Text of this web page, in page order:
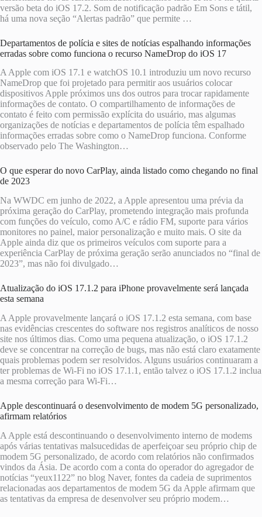
versão beta do iOS 17.2. Som de notificação padrão Em Sons e tátil,
há uma nova seção “Alertas padrão” que permite …
Departamentos de polícia e sites de notícias espalhando informações
erradas sobre como funciona o recurso NameDrop do iOS 17
A Apple com iOS 17.1 e watchOS 10.1 introduziu um novo recurso
NameDrop que foi projetado para permitir aos usuários colocar
dispositivos Apple próximos uns dos outros para trocar rapidamente
informações de contato. O compartilhamento de informações de
contato é feito com permissão explícita do usuário, mas algumas
organizações de notícias e departamentos de polícia têm espalhado
informações erradas sobre como o NameDrop funciona. Conforme
observado pelo The Washington…
O que esperar do novo CarPlay, ainda listado como chegando no final
de 2023
Na WWDC em junho de 2022, a Apple apresentou uma prévia da
próxima geração do CarPlay, prometendo integração mais profunda
com funções do veículo, como A/C e rádio FM, suporte para vários
monitores no painel, maior personalização e muito mais. O site da
Apple ainda diz que os primeiros veículos com suporte para a
experiência CarPlay de próxima geração serão anunciados no “final de
2023”, mas não foi divulgado…
Atualização do iOS 17.1.2 para iPhone provavelmente será lançada
esta semana
A Apple provavelmente lançará o iOS 17.1.2 esta semana, com base
nas evidências crescentes do software nos registros analíticos de nosso
site nos últimos dias. Como uma pequena atualização, o iOS 17.1.2
deve se concentrar na correção de bugs, mas não está claro exatamente
quais problemas podem ser resolvidos. Alguns usuários continuaram a
ter problemas de Wi-Fi no iOS 17.1.1, então talvez o iOS 17.1.2 inclua
a mesma correção para Wi-Fi…
Apple descontinuará o desenvolvimento de modem 5G personalizado,
afirmam relatórios
A Apple está descontinuando o desenvolvimento interno de modems
após várias tentativas malsucedidas de aperfeiçoar seu próprio chip de
modem 5G personalizado, de acordo com relatórios não confirmados
vindos da Ásia. De acordo com a conta do operador do agregador de
notícias “yeux1122” no blog Naver, fontes da cadeia de suprimentos
relacionadas aos departamentos de modem 5G da Apple afirmam que
as tentativas da empresa de desenvolver seu próprio modem…